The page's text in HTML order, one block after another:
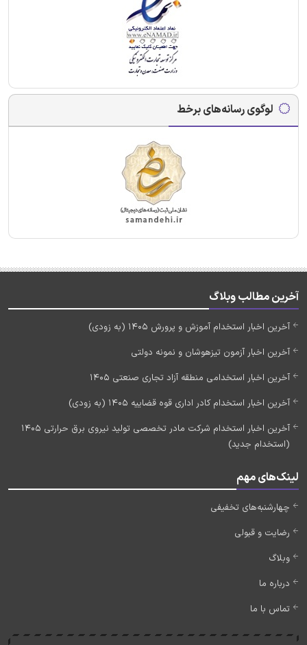
لوگوی رسانه‌های برخط
آخرین مطالب وبلاگ
آخرین اخبار استخدام آموزش و پرورش 1405 (به زودی)
آخرین اخبار آزمون تیزهوشان و نمونه دولتی
آخرین اخبار استخدامی منطقه آزاد تجاری صنعتی 1405
آخرین اخبار استخدام کادر اداری قوه قضاییه 1405 (به زودی)
آخرین اخبار استخدام شرکت مادر تخصصی تولید نیروی برق حرارتی 1405
(استخدام جدید)
لینک‌های مهم
چهارشنبه‌های تخفیفی
رضایت و قبولی
وبلاگ
درباره ما
تماس با ما